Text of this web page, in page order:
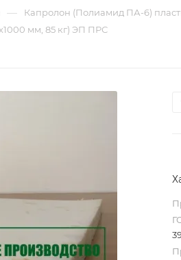
— Капролон (Полиамид ПА-6)
мм, 85 кг) ЭП ПРС